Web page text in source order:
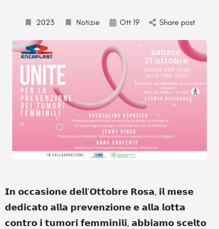
2023 Notizie Ott 19 Share post
𝗜𝗻 𝗼𝗰𝗰𝗮𝘀𝗶𝗼𝗻𝗲 𝗱𝗲𝗹𝗹’𝗢𝘁𝘁𝗼𝗯𝗿𝗲 𝗥𝗼𝘀𝗮, 𝗶𝗹 𝗺𝗲𝘀𝗲
𝗱𝗲𝗱𝗶𝗰𝗮𝘁𝗼 𝗮𝗹𝗹𝗮 𝗽𝗿𝗲𝘃𝗲𝗻𝘇𝗶𝗼𝗻𝗲 𝗲 𝗮𝗹𝗹𝗮 𝗹𝗼𝘁𝘁𝗮
𝗰𝗼𝗻𝘁𝗿𝗼 𝗶 𝘁𝘂𝗺𝗼𝗿𝗶 𝗳𝗲𝗺𝗺𝗶𝗻𝗶𝗹𝗶, 𝗮𝗯𝗯𝗶𝗮𝗺𝗼 𝘀𝗰𝗲𝗹𝘁𝗼